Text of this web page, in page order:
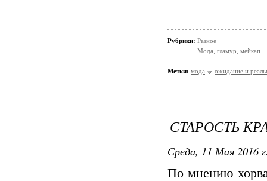
Рубрики: Разное
Мода, гламур, мейкап
Метки: мода ожидание и
СТАРОСТЬ
Среда, 11 Мая 2016
По мнению